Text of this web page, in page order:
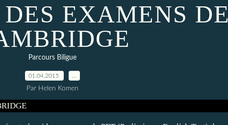
EXAMENS DE
Parcours Biligue
01.04.2015
Par Helen Komen